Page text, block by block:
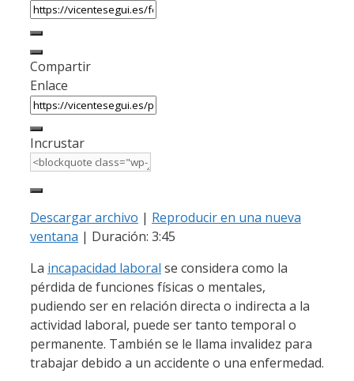
Compartir
Enlace
Incrustar
Descargar archivo | Reproducir en una nueva
ventana | Duración: 3:45
La incapacidad laboral se considera como la
pérdida de funciones físicas o mentales,
pudiendo ser en relación directa o indirecta a la
actividad laboral, puede ser tanto temporal o
permanente. También se le llama invalidez para
trabajar debido a un accidente o una enfermedad.